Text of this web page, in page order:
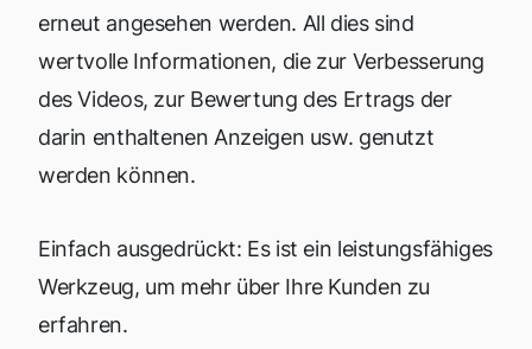
erneut angesehen werden. All dies sind
wertvolle Informationen, die zur Verbesserung
des Videos, zur Bewertung des Ertrags der
darin enthaltenen Anzeigen usw. genutzt
werden können.
Einfach ausgedrückt: Es ist ein leistungsfähiges
Werkzeug, um mehr über Ihre Kunden zu
erfahren.